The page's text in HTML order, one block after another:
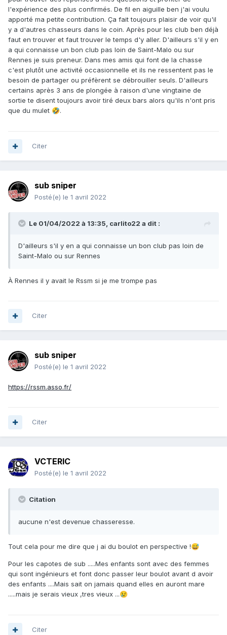
A aucun moment je n'ai recherché spécifiquement un
forum sur la CSM.
l'expérience des plus confirmés. De fil en aiguille ben j'ai voulu
apporté ma petite contribution. Ça fait toujours plaisir de voir qu'il
y a d'autres chasseurs dans le coin. Après pour les club ben déjà
faut en trouver et faut trouver le temps d'y aller. D'ailleurs s'il y en
a qui connaisse un bon club pas loin de Saint-Malo ou sur
Rennes je suis preneur. Dans mes amis qui font de la chasse
c'est plutôt une activité occasionnelle et ils ne ressentent pas le
besoin de partager ou préfèrent se débrouiller seuls. D'ailleurs
certains après 3 ans de plongée à raison d'une vingtaine de
sortie te disent toujours avoir tiré deux bars alors qu'ils n'ont pris
que du mulet 🤣.
Citer
sub sniper
Posté(e) le 1 avril 2022
Le 01/04/2022 à 13:35, carlito22 a dit :
D'ailleurs s'il y en a qui connaisse un bon club pas loin de
Saint-Malo ou sur Rennes
À Rennes il y avait le Rssm si je me trompe pas
Citer
sub sniper
Posté(e) le 1 avril 2022
https://rssm.asso.fr/
Citer
VCTERIC
Posté(e) le 1 avril 2022
Citation
aucune n'est devenue chasseresse.
Tout cela pour me dire que j ai du boulot en perspective !😅
Pour les capotes de sub .....Mes enfants sont avec des femmes
qui sont ingénieurs et font donc passer leur boulot avant d avoir
des enfants ....Mais sait on jamais quand elles en auront mare
.....mais je serais vieux ,tres vieux ...😢
Citer